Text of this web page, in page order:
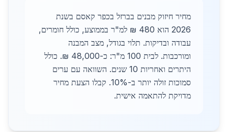
מחיר חיזוק מבנים בברזל בכפר קאסם בשנת
2026 הוא 480 ₪ למ"ר בממוצע, כולל חומרים,
עבודה ובדיקות. תלוי בגודל, מצב המבנה
ומורכבות. לבית 100 מ"ר: כ-48,000 ₪. כולל
היתרים ואחריות 10 שנים. השוואה עם ערים
סמוכות זולה יותר ב-10%. קבלו הצעת מחיר
מדויקת להתאמה אישית.